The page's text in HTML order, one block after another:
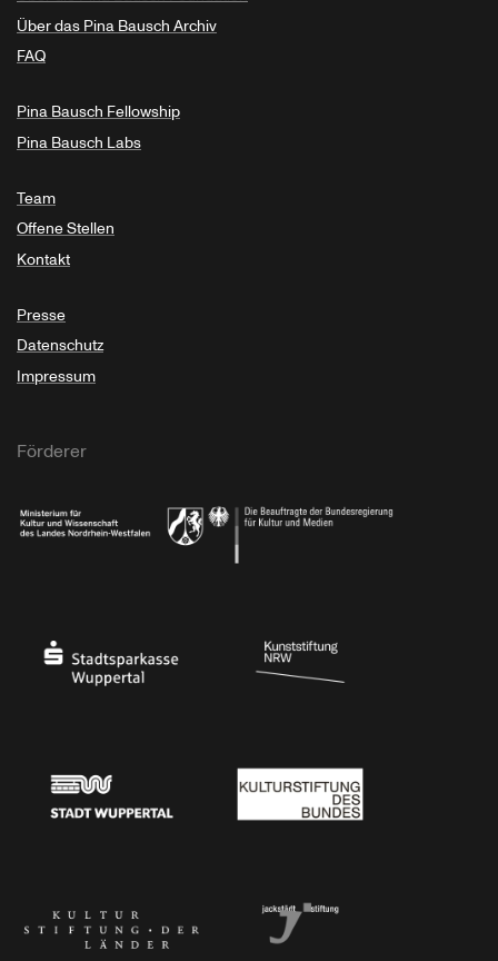
Über das Pina Bausch Archiv
FAQ
Pina Bausch Fellowship
Pina Bausch Labs
Team
Offene Stellen
Kontakt
Presse
Datenschutz
Impressum
Förderer